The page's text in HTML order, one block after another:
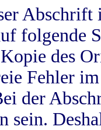
Abschrift
folgende
des
Fehler
der
sein.